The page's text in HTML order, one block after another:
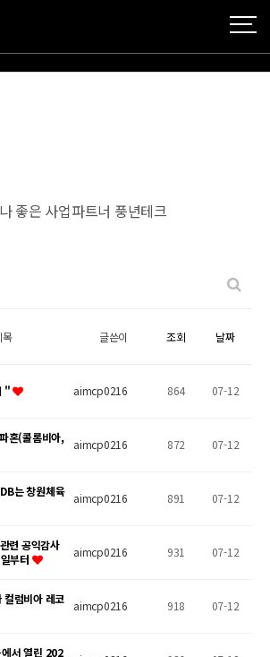
좋은 사업파트너 풍년테크
목 글쓴이 조회 날짜
" aimcp0216 864 07-12
혼(콜롬비아,
aimcp0216 872 07-12
는 창원체육
aimcp0216 891 07-12
련 공익감사
부터
aimcp0216 931 07-12
컬럼비아 레코
aimcp0216 918 07-12
서 열린 202